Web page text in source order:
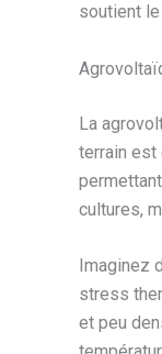
soutient
La
terrain est
cultures,
Imaginez
stress
et peu